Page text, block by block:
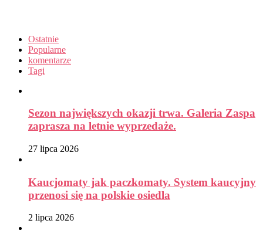
Ostatnie
Popularne
komentarze
Tagi
Sezon największych okazji trwa. Galeria Zaspa
zaprasza na letnie wyprzedaże.
27 lipca 2026
Kaucjomaty jak paczkomaty. System kaucyjny
przenosi się na polskie osiedla
2 lipca 2026